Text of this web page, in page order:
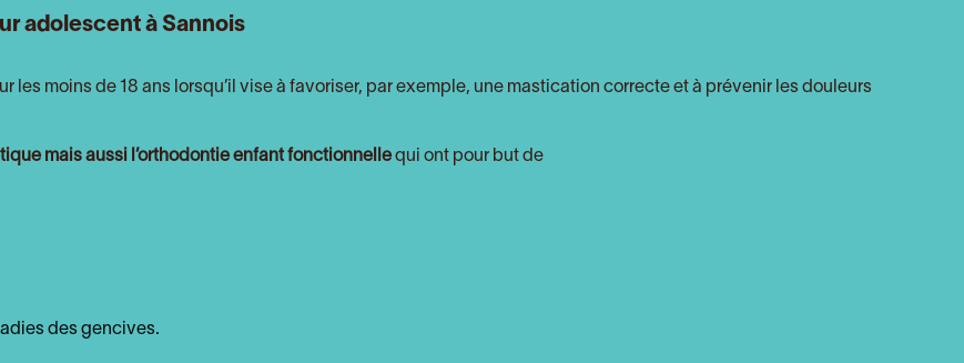
adolescent à Sannois
les moins de 18 ans lorsqu’il vise à favoriser, par exemple, une mastication correcte et à prévenir les douleurs
mais aussi l’orthodontie enfant fonctionnelle qui ont pour but de
des gencives.